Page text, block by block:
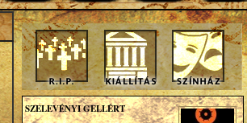
SZELEVÉNYI GELLÉRT